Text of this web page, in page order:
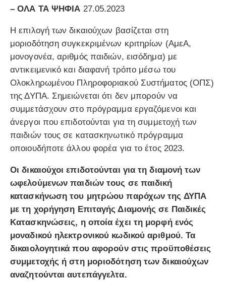
– ΟΛΑ ΤΑ ΨΗΦΙΑ 27.05.2023
Η επιλογή των δικαιούχων βασίζεται στη
μοριοδότηση συγκεκριμένων κριτηρίων (ΑμεΑ,
μονογονέα, αριθμός παιδιών, εισόδημα) με
αντικειμενικό και διαφανή τρόπο μέσω του
Ολοκληρωμένου Πληροφοριακού Συστήματος (ΟΠΣ)
της ΔΥΠΑ. Σημειώνεται ότι δεν μπορούν να
συμμετάσχουν στο πρόγραμμα εργαζόμενοι και
άνεργοι που επιδοτούνται για τη συμμετοχή των
παιδιών τους σε κατασκηνωτικό πρόγραμμα
οποιουδήποτε άλλου φορέα για το έτος 2023.
Οι δικαιούχοι επιδοτούνται για τη διαμονή των
ωφελούμενων παιδιών τους σε παιδική
κατασκήνωση του μητρώου παρόχων της ΔΥΠΑ
με τη χορήγηση Επιταγής Διαμονής σε Παιδικές
Κατασκηνώσεις, η οποία έχει τη μορφή ενός
μοναδικού ηλεκτρονικού κωδικού αριθμού. Τα
δικαιολογητικά που αφορούν στις προϋποθέσεις
συμμετοχής ή στη μοριοδότηση των δικαιούχων
αναζητούνται αυτεπάγγελτα.